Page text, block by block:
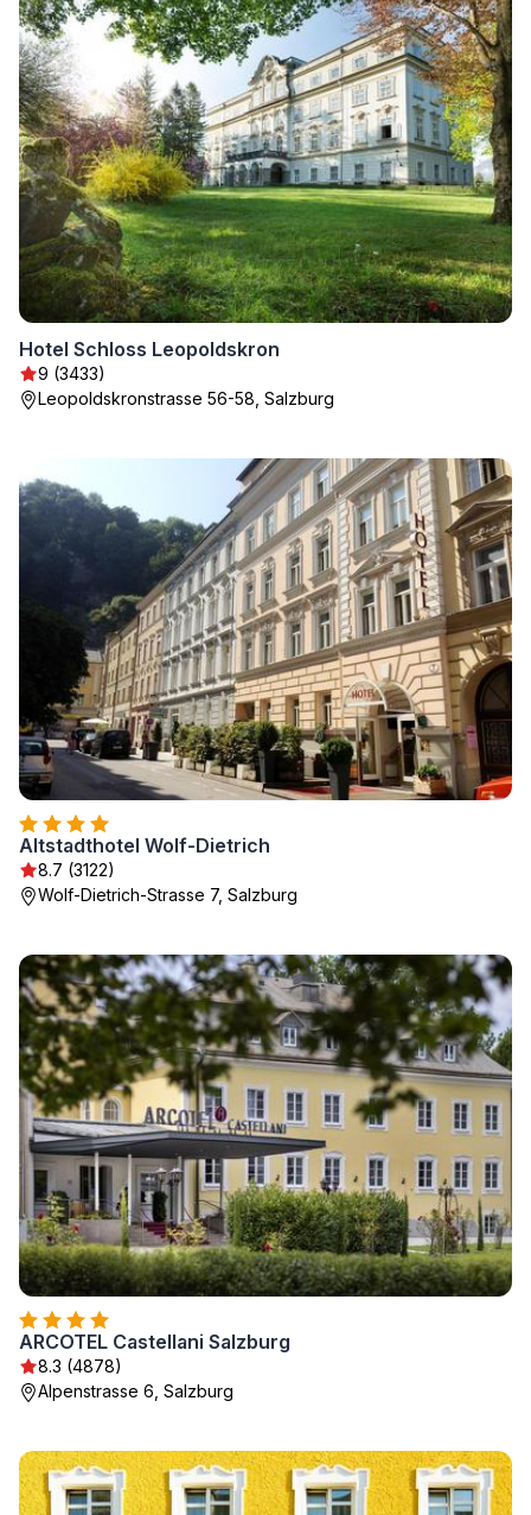
Hotel Schloss Leopoldskron
9 (3433)
Leopoldskronstrasse 56-58, Salzburg
Altstadthotel Wolf-Dietrich
8.7 (3122)
Wolf-Dietrich-Strasse 7, Salzburg
ARCOTEL Castellani Salzburg
8.3 (4878)
Alpenstrasse 6, Salzburg